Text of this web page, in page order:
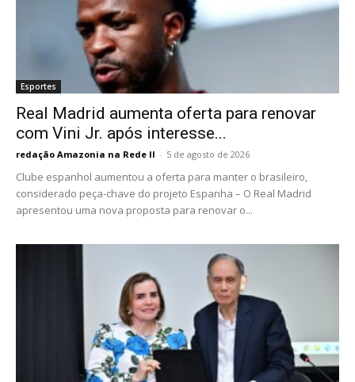
Esportes
Real Madrid aumenta oferta para renovar
com Vini Jr. após interesse...
redação Amazonia na Rede II - 5 de agosto de 2026
Clube espanhol aumentou a oferta para manter o brasileiro,
considerado peça-chave do projeto Espanha – O Real Madrid
apresentou uma nova proposta para renovar o...